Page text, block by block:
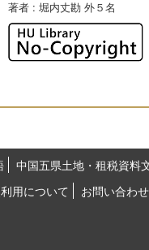
著者 : 堀内丈勘 外５名
中国五県土地・租税資料
用について
お問い合わせ